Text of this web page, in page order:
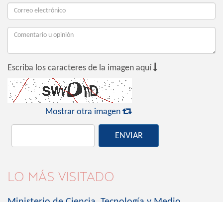
Escriba los caracteres de la imagen aquí 
Mostrar otra imagen 
ENVIAR
LO MÁS VISITADO